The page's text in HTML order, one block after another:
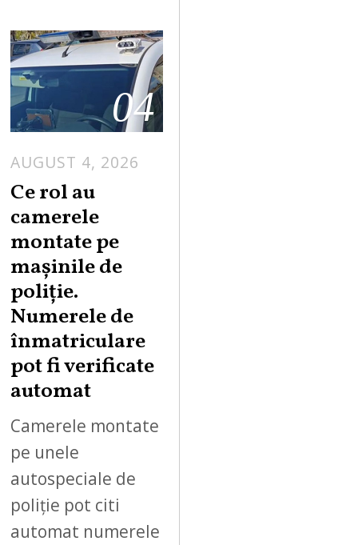
04
AUGUST 4, 2026
Ce rol au
camerele
montate pe
mașinile de
poliție.
Numerele de
înmatriculare
pot fi verificate
automat
Camerele montate
pe unele
autospeciale de
poliție pot citi
automat numerele